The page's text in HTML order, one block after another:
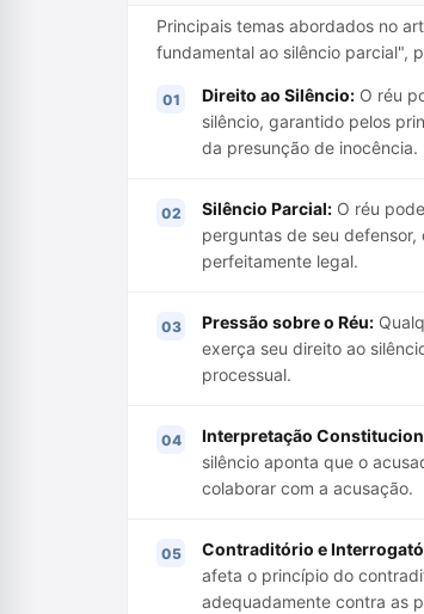
Principais temas abordados no
fundamental ao silêncio parcial",
Direito ao Silêncio: O réu
silêncio, garantido pelos
da presunção de inocência.
Silêncio Parcial: O réu
perguntas de seu
perfeitamente legal.
Pressão sobre o Réu:
exerça seu direito ao
processual.
Interpretação
silêncio aponta que o
colaborar com a acusação.
Contraditório e
afeta o princípio do
adequadamente contra as